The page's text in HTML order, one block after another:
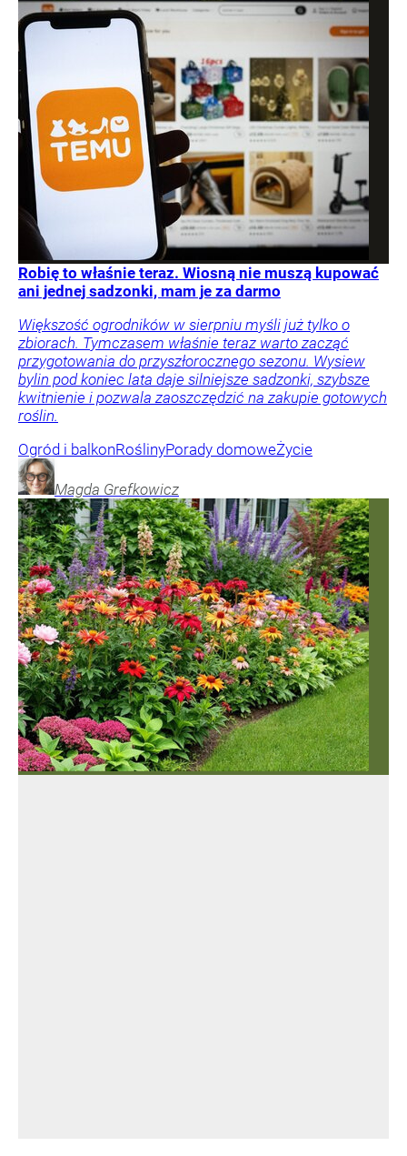
Robię to właśnie teraz. Wiosną nie muszą kupować
ani jednej sadzonki, mam je za darmo
Większość ogrodników w sierpniu myśli już tylko o
zbiorach. Tymczasem właśnie teraz warto zacząć
przygotowania do przyszłorocznego sezonu. Wysiew
bylin pod koniec lata daje silniejsze sadzonki, szybsze
kwitnienie i pozwala zaoszczędzić na zakupie gotowych
roślin.
Ogród i balkonRoślinyPorady domoweŻycie
Magda Grefkowicz